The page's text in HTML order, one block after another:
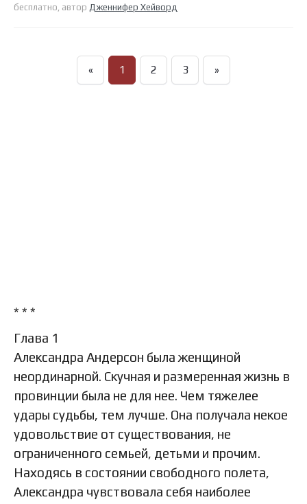
бесплатно, автор Дженнифер Хейворд
« 1 2 3 »
* * *
Глава 1
Александра Андерсон была женщиной
неординарной. Скучная и размеренная жизнь в
провинции была не для нее. Чем тяжелее
удары судьбы, тем лучше. Она получала некое
удовольствие от существования, не
ограниченного семьей, детьми и прочим.
Находясь в состоянии свободного полета,
Александра чувствовала себя наиболее